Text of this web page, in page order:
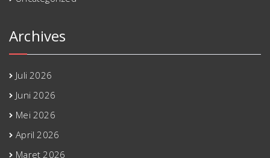
Archives
Juli 2026
Juni 2026
Mei 2026
April 2026
Maret 2026